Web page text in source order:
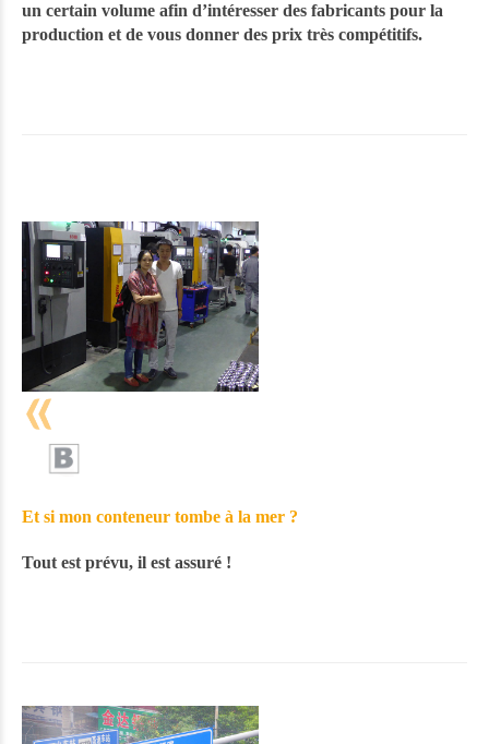
un certain volume afin d’intéresser des fabricants pour la
production et de vous donner des prix très compétitifs.
Et si mon conteneur tombe à la mer ?
Tout est prévu, il est assuré !